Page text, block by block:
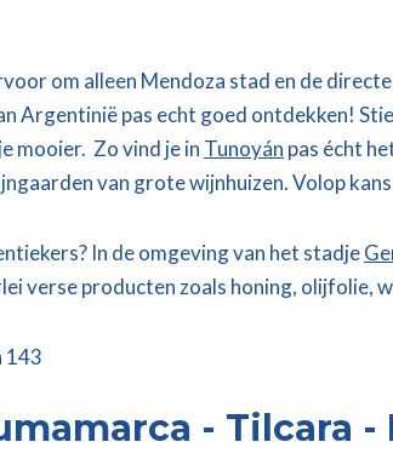
om alleen Mendoza stad en de
Argentinië pas echt goed ontdekken!
mooier. Zo vind je in Tunoyán pas écht
van grote wijnhuizen. Volop
In de omgeving van het stadje
verse producten zoals honing, olijfolie,
143
- Tilcara -